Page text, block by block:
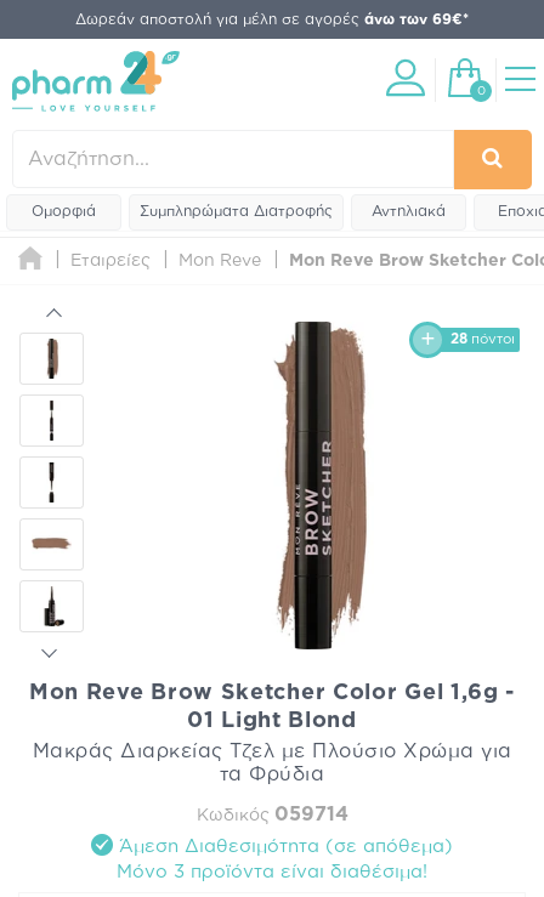
Δωρεάν αποστολή για μέλη σε αγορές άνω των 69€*
0
Ομορφιά Συμπληρώματα Διατροφής Αντηλιακά
Εταιρείες Mon Reve Mon Reve Brow Sketcher
28 πόντοι
Mon Reve Brow Sketcher Color Gel 1,6g -
01 Light Blond
Μακράς Διαρκείας Τζελ με Πλούσιο Χρώμα για
τα Φρύδια
Κωδικός 059714
Άμεση Διαθεσιμότητα (σε απόθεμα)
Mόνο 3 προϊόντα είναι διαθέσιμα!